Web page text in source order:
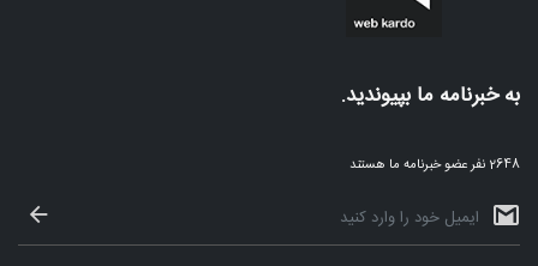
به خبرنامه ما بپیوندید.
2648 نفر عضو خبرنامه ما هستند